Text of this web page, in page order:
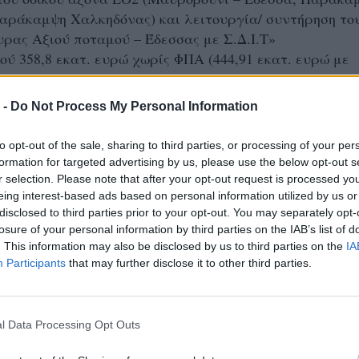
- Do Not Process My Personal Information
opt-out of the sale, sharing to third parties, or processing of your
for targeted advertising by us, please use the below opt-out
selection. Please note that after your opt-out request is processed
interest-based ads based on personal information utilized by us
to third parties prior to your opt-out. You may separately
of your personal information by third parties on the IAB’s list of
This information may also be disclosed by us to third parties on the
Participants that may further disclose it to other third parties.
Data Processing Opt Outs
Χαλκηδόνας) και λειτουργία/ συντήρηση
Αξιού ποταμού – Έδεσσας με Σ.Δ.Ι.Τ»
358,8 εκατ. ευρώ χωρίς ΦΠΑ (444,91 εκατ. ευρώ με
έργου έχει οριστεί σε 360 μήνες (30 χρόνια). Τα
και τα στην περίοδο λειτουργίας και συντήρησης.
οδικός άξονας Θεσσαλονίκης - Έδεσσας, συνολικού
80 χλμ., περιλαμβάνει τμήματα με ανεπαρκή
κατά μήκος κλίσεις, κακή ορατότητα, μεγάλη
επιβάρυνση καθώς διέρχεται μέσω πόλεων.
η μόνη πρωτεύουσα νομού της περιοχής που δεν
με τη Θεσσαλονίκη, και ως εκ τούτου η